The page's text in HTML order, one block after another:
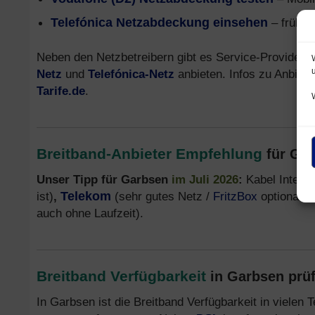
Telefónica Netzabdeckung einsehen – früher
Neben den Netzbetreibern gibt es Service-
Netz und Telefónica-Netz anbieten. Infos zu
Tarife.de.
Breitband-Anbieter Empfehlung für
Unser Tipp für Garbsen im Juli 2026: Kabel
ist), Telekom (sehr gutes Netz / FritzBox optional
auch ohne Laufzeit).
Breitband Verfügbarkeit in Garbsen
In Garbsen ist die Breitband Verfügbarkeit in vielen